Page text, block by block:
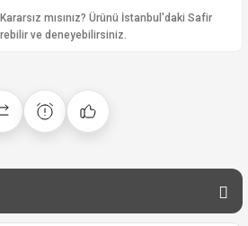
Kararsız mısınız? Ürünü İstanbul'daki Safir
ve deneyebilirsiniz.